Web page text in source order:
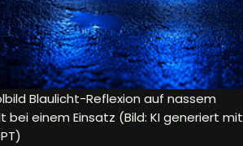
Blaulicht-Reflexion auf nassem
bei einem Einsatz (Bild: KI generiert mit